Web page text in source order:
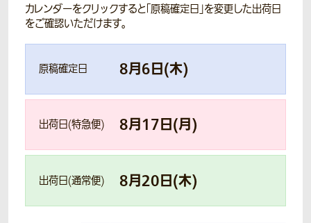
カレンダーをクリックすると「原稿確定日」を変更した出荷日
をご確認いただけます。
原稿確定日 8月6日(木)
出荷日(特急便) 8月17日(月)
出荷日(通常便) 8月20日(木)